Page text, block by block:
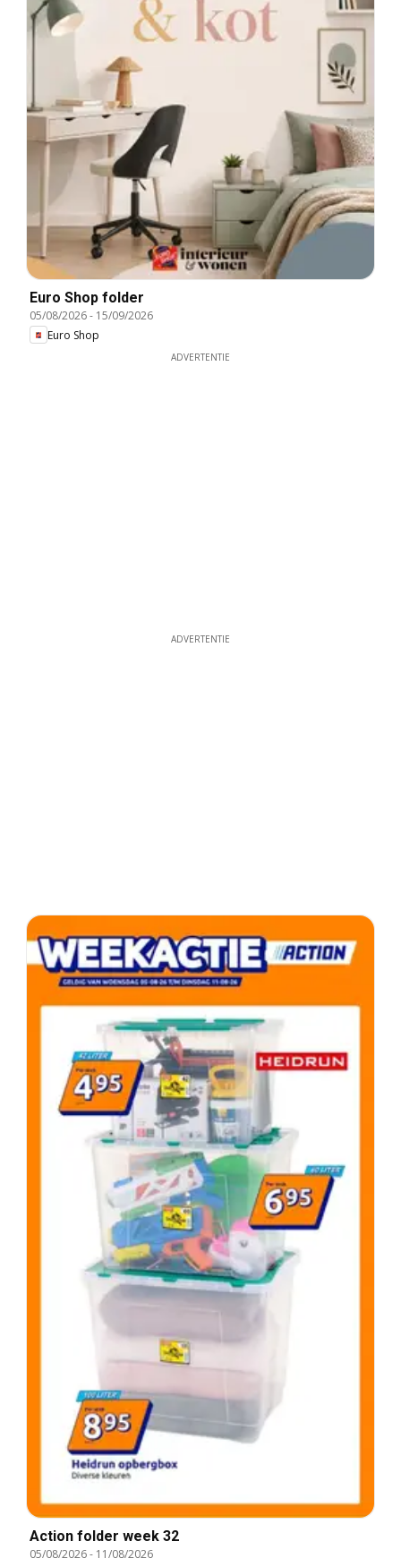
Euro Shop folder
05/08/2026- 15/09/2026
Euro Shop
ADVERTENTIE
ADVERTENTIE
Action folder week 32
05/08/2026- 11/08/2026